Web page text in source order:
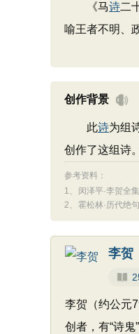
《马诗二
喻王者不明、
创作背景
此诗为组
创作了这组诗。
参考资料：
1、
闵泽平·李贺全
2、 霍松林·历代绝
李贺
李贺（约公元
创者，有“诗